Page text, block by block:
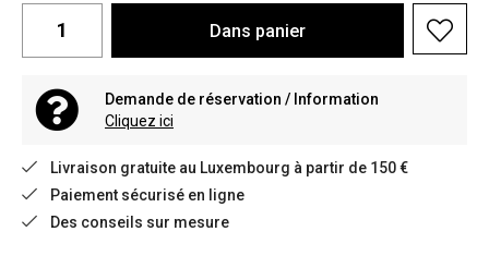
Dans panier
Demande de réservation / Information
Cliquez ici
Livraison gratuite au Luxembourg à partir de 150 €
Paiement sécurisé en ligne
Des conseils sur mesure